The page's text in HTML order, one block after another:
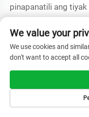
pinapanatili ang
Nakakaapekto
humidifier sa
magkaiba
Ang mga sistema
ng mas matatag at
kahalumigmigan
We value your
We use cookies and
don't want to accept all